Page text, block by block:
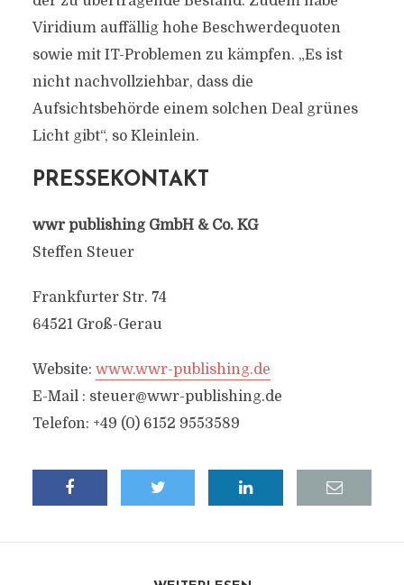
Viridium auffällig hohe Beschwerdequoten
sowie mit IT-Problemen zu kämpfen. „Es ist
nicht nachvollziehbar, dass die
Aufsichtsbehörde einem solchen Deal grünes
Licht gibt“, so Kleinlein.
PRESSEKONTAKT
wwr publishing GmbH & Co. KG
Steffen Steuer
Frankfurter Str. 74
64521 Groß-Gerau
Website: www.wwr-publishing.de
E-Mail : steuer@wwr-publishing.de
Telefon: +49 (0) 6152 9553589